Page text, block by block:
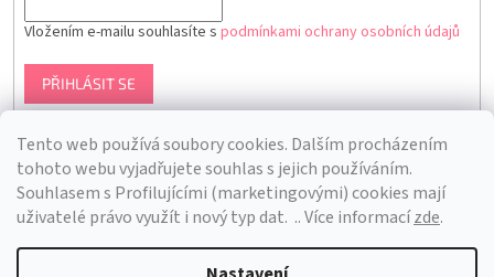
Tento web používá soubory cookies. Dalším procházením
tohoto webu vyjadřujete souhlas s jejich používáním.
Souhlasem s Profilujícími (marketingovými) cookies mají
uživatelé právo využít i nový typ dat. .. Více informacízde.
Vložením e-mailu souhlasíte s podmínkami ochrany osobních údajů
PŘIHLÁSIT SE